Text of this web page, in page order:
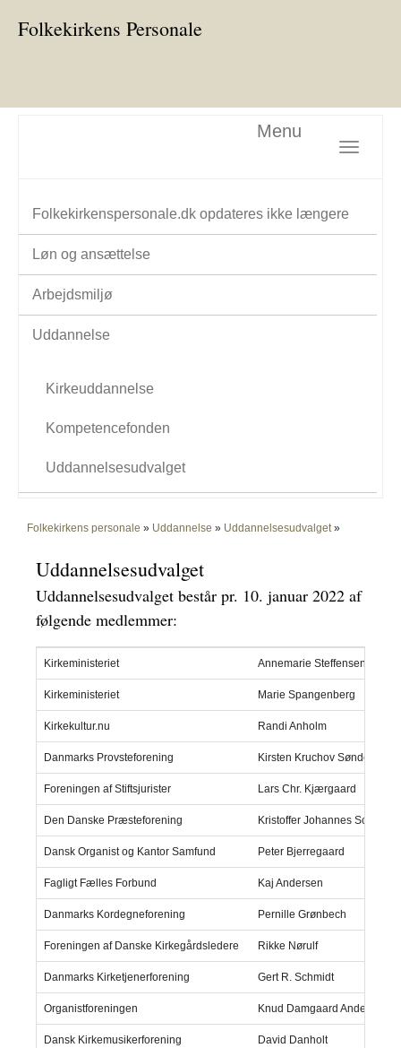
Folkekirkens Personale
Toggle
Menu
Folkekirkenspersonale.dk opdateres ikke længere
Løn og ansættelse
Arbejdsmiljø
Uddannelse
Kirkeuddannelse
Kompetencefonden
Uddannelsesudvalget
Folkekirkens personale » Uddannelse » Uddannelsesudvalget»
Uddannelsesudvalget
Uddannelsesudvalget består pr. 10. januar 2022 af
følgende medlemmer:
Kirkeministeriet Annemarie Steffensen
Kirkeministeriet Marie Spangenberg
Kirkekultur.nu Randi Anholm
Danmarks Provsteforening Kirsten Kruchov Sønderby
Foreningen af Stiftsjurister Lars Chr. Kjærgaard
Den Danske Præsteforening Kristoffer Johannes
Dansk Organist og Kantor Samfund Peter Bjerregaard
Fagligt Fælles Forbund Kaj Andersen
Danmarks Kordegneforening Pernille Grønbech
Foreningen af Danske Kirkegårdsledere Rikke Nørulf
Danmarks Kirketjenerforening Gert R. Schmidt
Organistforeningen Knud Damgaard Andersen
Dansk Kirkemusikerforening David Danholt